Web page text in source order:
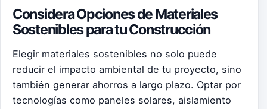
Considera Opciones de Materiales
Sostenibles para tu Construcción
Elegir materiales sostenibles no solo puede
reducir el impacto ambiental de tu proyecto, sino
también generar ahorros a largo plazo. Optar por
tecnologías como paneles solares, aislamiento